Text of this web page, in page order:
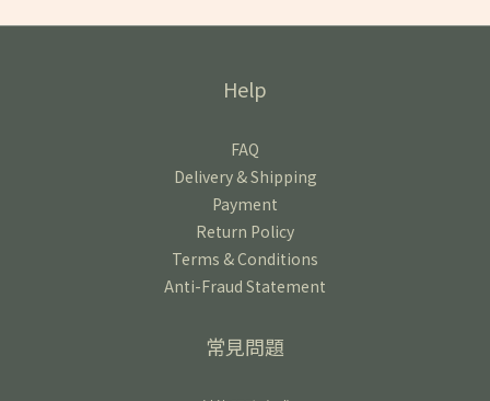
Help
FAQ
Delivery & Shipping
Payment
Return Policy
Terms & Conditions
Anti-Fraud Statement
常見問題